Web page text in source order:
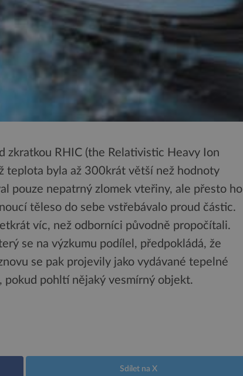
zkratkou RHIC (the Relativistic Heavy Ion
teplota byla až 300krát větší než hodnoty
pouze nepatrný zlomek vteřiny, ale přesto ho
těleso do sebe vstřebávalo proud částic.
víc, než odborníci původně propočítali.
se na výzkumu podílel, předpokládá, že
se pak projevily jako vydávané tepelné
pokud pohltí nějaký vesmírný objekt.
Sdílet na X